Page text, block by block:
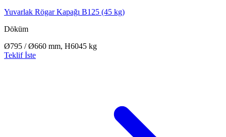
Yuvarlak Rögar Kapağı B125 (45 kg)
Döküm
Ø795 / Ø660 mm, H6045 kg
Teklif İste